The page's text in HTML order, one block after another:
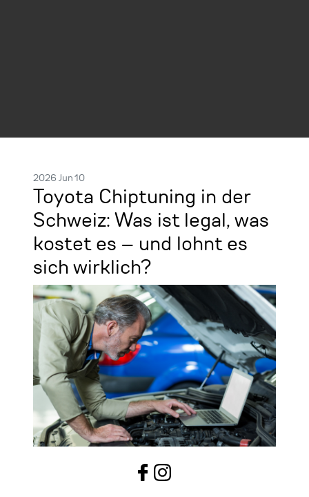
2026 Jun 10
Toyota Chiptuning in der
Schweiz: Was ist legal, was
kostet es – und lohnt es
sich wirklich?